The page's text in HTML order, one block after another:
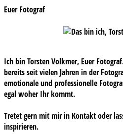
Euer Fotograf
Ich bin Torsten Volkmer, Euer
bereits seit vielen Jahren in der
emotionale und professionelle
egal woher Ihr kommt.
Tretet gern mit mir in Kontakt oder
inspirieren.